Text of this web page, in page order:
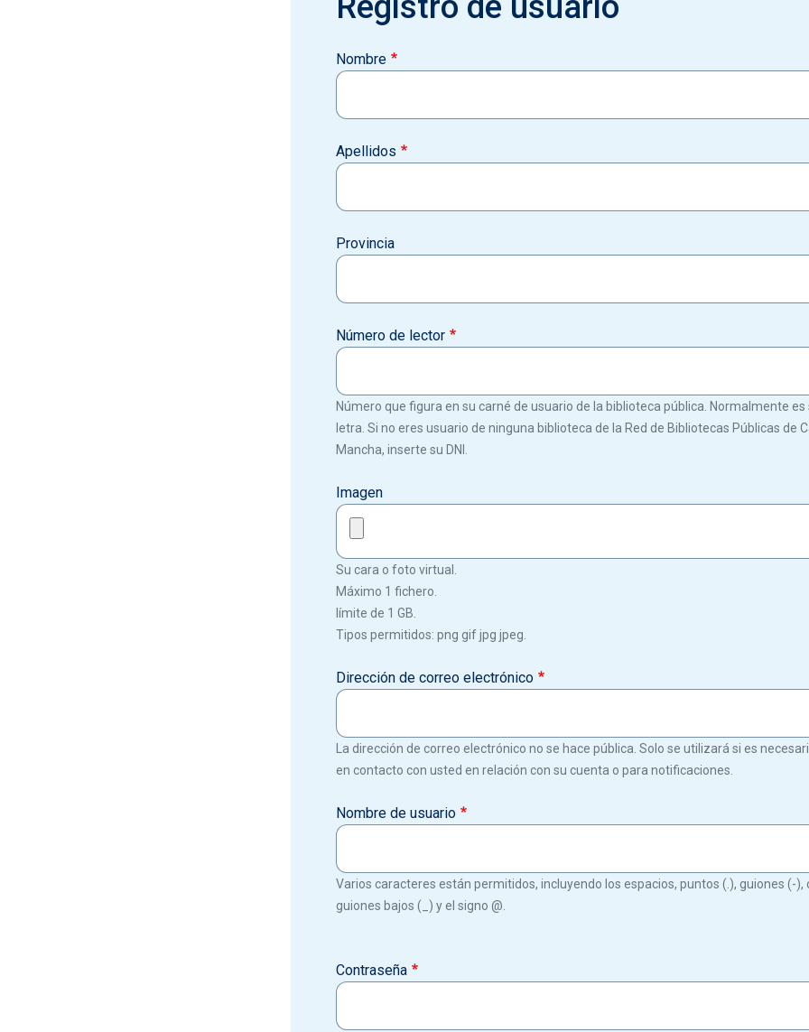
Nombre
Apellidos
Provincia
Número de lector
Número que figura en su carné de usuario de la biblioteca pública. Normalmente es
letra. Si no eres usuario de ninguna biblioteca de la Red de Bibliotecas Públicas de
Mancha, inserte su DNI.
Imagen
Su cara o foto virtual.
Máximo 1 fichero.
límite de 1 GB.
Tipos permitidos: png gif jpg jpeg.
Dirección de correo electrónico
La dirección de correo electrónico no se hace pública. Solo se utilizará si es
en contacto con usted en relación con su cuenta o para notificaciones.
Nombre de usuario
Varios caracteres están permitidos, incluyendo los espacios, puntos (.), guiones (-),
guiones bajos (_) y el signo @.
Contraseña